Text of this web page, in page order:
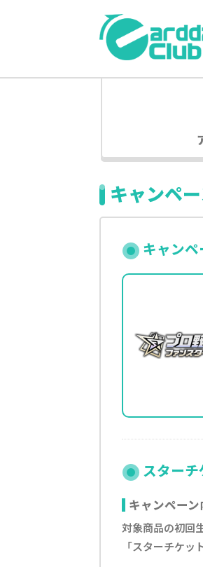
キャンペ
キャン
スターチ
キャンペーン
対象商品の初回
「スターチケ